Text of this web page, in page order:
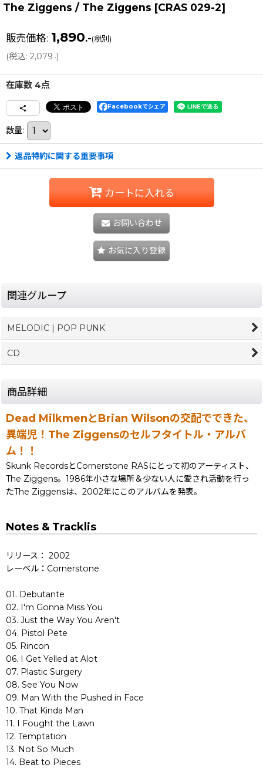
The Ziggens / The Ziggens [CRAS 029-2]
販売価格: 1,890.-(税別)
(税込: 2,079.-)
在庫数 4点
Facebookでシェア
数量:
返品特約に関する重要事項
カートに入れる
お問い合わせ
お気に入り登録
関連グループ
MELODIC | POP PUNK
CD
商品詳細
Dead MilkmenとBrian Wilsonの交配でできた、
異端児！The Ziggensのセルフタイトル・アルバ
ム！！
Skunk RecordsとCornerstone RASにとって初のアーティスト、
The Ziggens。1986年小さな場所＆少ない人に愛され活動を行っ
たThe Ziggensは、2002年にこのアルバムを発表。
Notes & Tracklis
リリース： 2002
レーベル：Cornerstone
01. Debutante
02. I'm Gonna Miss You
03. Just the Way You Aren't
04. Pistol Pete
05. Rincon
06. I Get Yelled at Alot
07. Plastic Surgery
08. See You Now
09. Man With the Pushed in Face
10. That Kinda Man
11. I Fought the Lawn
12. Temptation
13. Not So Much
14. Beat to Pieces